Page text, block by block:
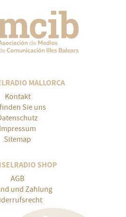
MALLORCA
Kontakt
Sie uns
Impressum
Sitemap
SHOP
AGB
und Zahlung